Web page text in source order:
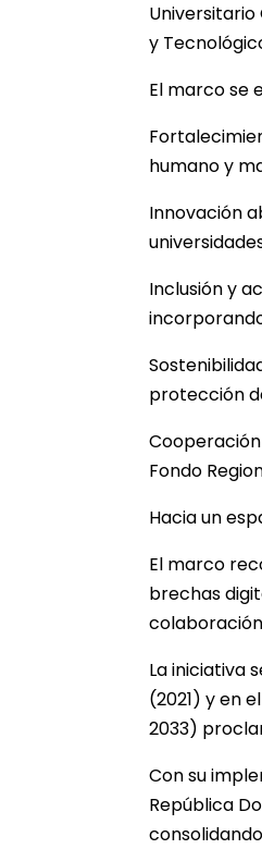
y
El marco se
humano y
Innovación
Inclusión y
protección
Fondo
Hacia un
El marco
brechas
La iniciativa
(2021) y en
2033)
Con su
República